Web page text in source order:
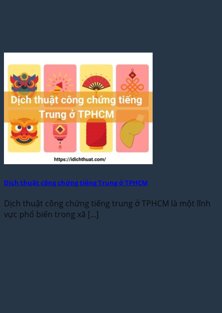
Dịch thuật công chứng tiếng Trung ở TPHCM
Dịch thuật công chứng tiếng trung ở TPHCM là một lĩnh
vực phổ biến trong xã [...]